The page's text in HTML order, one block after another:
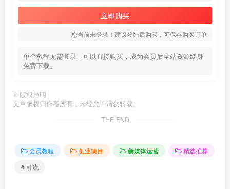
立即购买
您当前未登录！建议登陆后购买，可保存购买订单
单个教程无需登录，可以直接购买，成为会员后全站资源终身
免费下载。
© 版权声明
文章版权归作者所有，未经允许请勿转载。
THE END
会员教程 创业项目 新媒体运营
精选推荐
# 引流